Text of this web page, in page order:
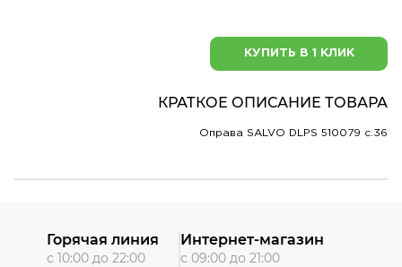
КУПИТЬ В 1 КЛИК
КРАТКОЕ ОПИСАНИЕ ТОВАРА
Оправа SALVO DLPS 510079 c.36
Горячая линия
с 10:00 до 22:00
Интернет-магазин
с 09:00 до 21:00